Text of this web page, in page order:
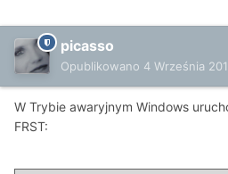
picasso
Opublikowano 4 Września
W Trybie awaryjnym Windows
FRST: